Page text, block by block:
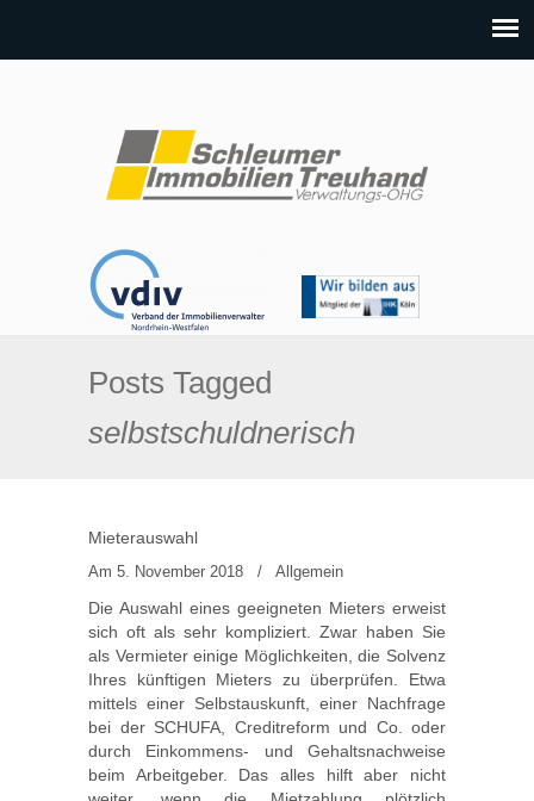
Posts Tagged
selbstschuldnerisch
Mieterauswahl
Am 5. November 2018 / Allgemein
Die Auswahl eines geeigneten Mieters erweist
sich oft als sehr kompliziert. Zwar haben Sie
als Vermieter einige Möglichkeiten, die Solvenz
Ihres künftigen Mieters zu überprüfen. Etwa
mittels einer Selbstauskunft, einer Nachfrage
bei der SCHUFA, Creditreform und Co. oder
durch Einkommens- und Gehaltsnachweise
beim Arbeitgeber. Das alles hilft aber nicht